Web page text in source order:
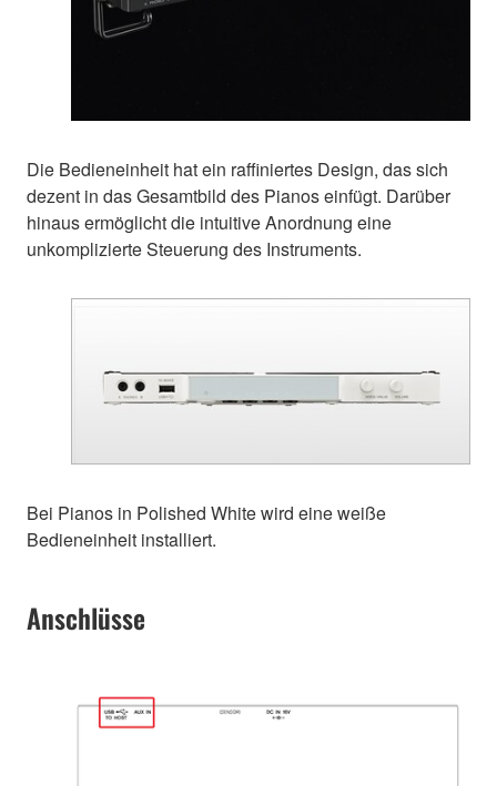
Die Bedieneinheit hat ein raffiniertes Design, das sich
dezent in das Gesamtbild des Pianos einfügt. Darüber
hinaus ermöglicht die intuitive Anordnung eine
unkomplizierte Steuerung des Instruments.
Bei Pianos in Polished White wird eine weiße
Bedieneinheit installiert.
Anschlüsse